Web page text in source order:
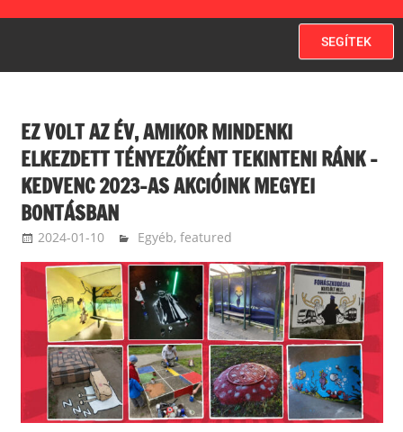
SEGÍTEK
EZ VOLT AZ ÉV, AMIKOR MINDENKI
ELKEZDETT TÉNYEZŐKÉNT TEKINTENI RÁNK –
KEDVENC 2023-AS AKCIÓINK MEGYEI
BONTÁSBAN
2024-01-10 langdavid
Egyéb, featured